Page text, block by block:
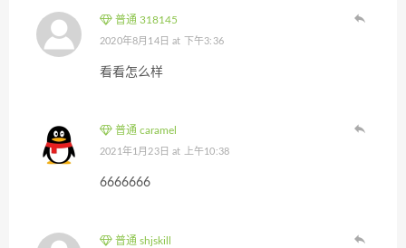
普通 318145
2020年8月14日 at 下午3:36
看看怎么样
普通 caramel
2021年1月23日 at 上午10:38
6666666
普通 shjskill